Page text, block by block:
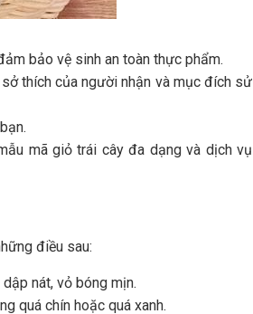
bảo vệ sinh an toàn thực phẩm.
thích của người nhận và mục đích sử
mã giỏ trái cây đa dạng và dịch vụ
điều sau:
nát, vỏ bóng mịn.
quá chín hoặc quá xanh.